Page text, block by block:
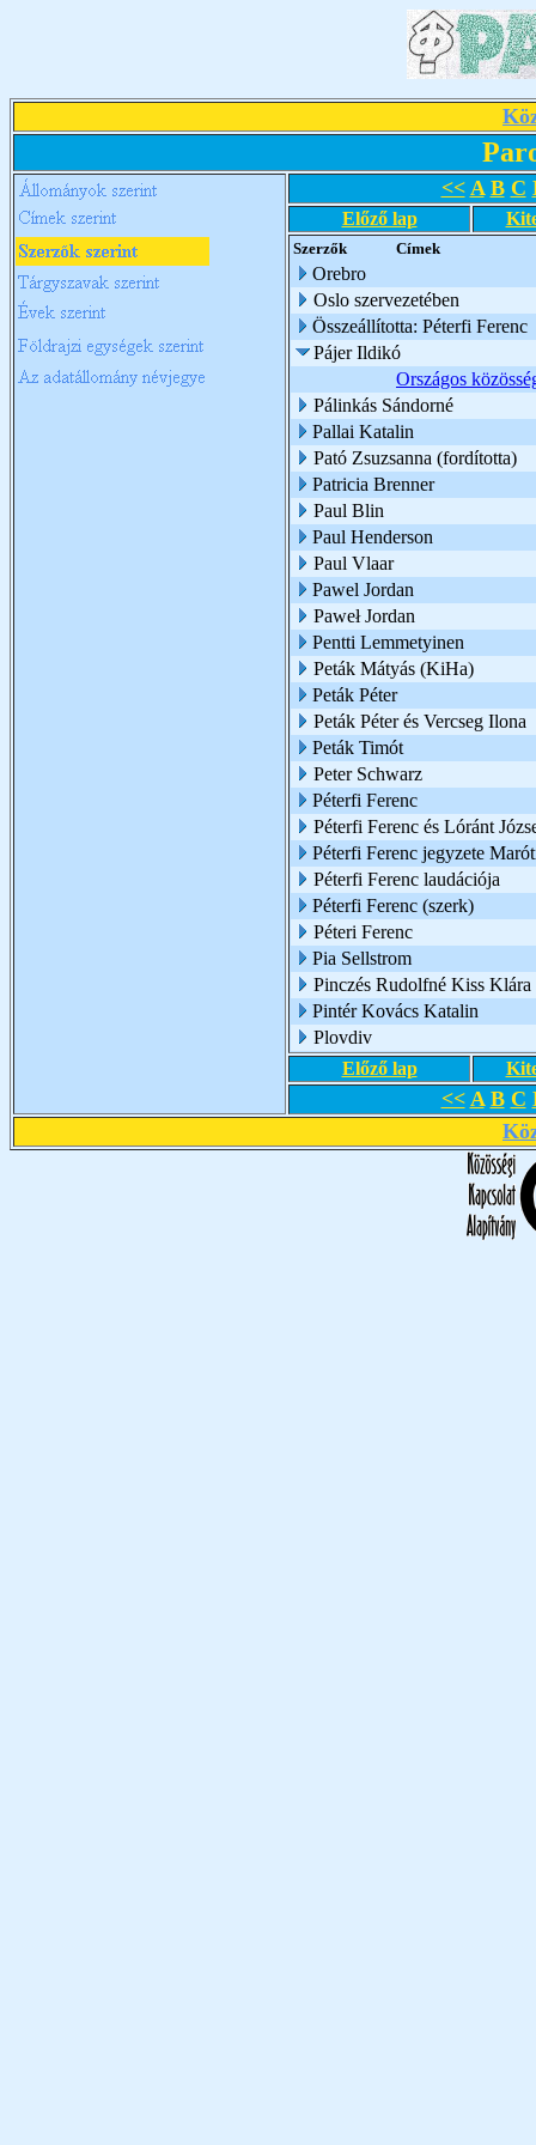
<< A B C
Előző lap
Szerzők Címek
Orebro
Oslo szervezetében
Összeállította: Péterfi Ferenc
Pájer Ildikó
Országos
Pálinkás Sándorné
Pallai Katalin
Pató Zsuzsanna (fordította)
Patricia Brenner
Paul Blin
Paul Henderson
Paul Vlaar
Pawel Jordan
Paweł Jordan
Pentti Lemmetyinen
Peták Mátyás (KiHa)
Peták Péter
Peták Péter és Vercseg Ilona
Peták Timót
Peter Schwarz
Péterfi Ferenc
Péterfi Ferenc és Lóránt
Péterfi Ferenc jegyzete
Péterfi Ferenc laudációja
Péterfi Ferenc (szerk)
Péteri Ferenc
Pia Sellstrom
Pinczés Rudolfné Kiss Klára
Pintér Kovács Katalin
Plovdiv
Előző lap
<< A B C